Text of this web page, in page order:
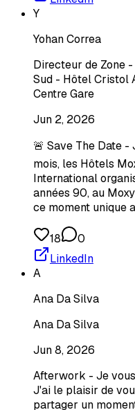
Y
Yohan Correa
Directeur de Zone
Sud - Hôtel Cristol
Centre Gare
Jun 2, 2026
🚨 Save The Date
mois, les Hôtels
International
années 90, au
ce moment unique
18
0
LinkedIn
A
Ana Da Silva
Ana Da Silva
Jun 8, 2026
Afterwork - Je
J'ai le plaisir de
partager un